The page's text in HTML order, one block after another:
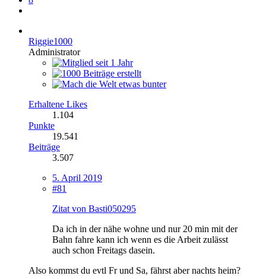
Riggie1000
Administrator
Erhaltene Likes
1.104
Punkte
19.541
Beiträge
3.507
5. April 2019
#81
Zitat von Basti050295
Da ich in der nähe wohne und nur 20 min mit der
Bahn fahre kann ich wenn es die Arbeit zulässt
auch schon Freitags dasein.
Also kommst du evtl Fr und Sa, fährst aber nachts heim?